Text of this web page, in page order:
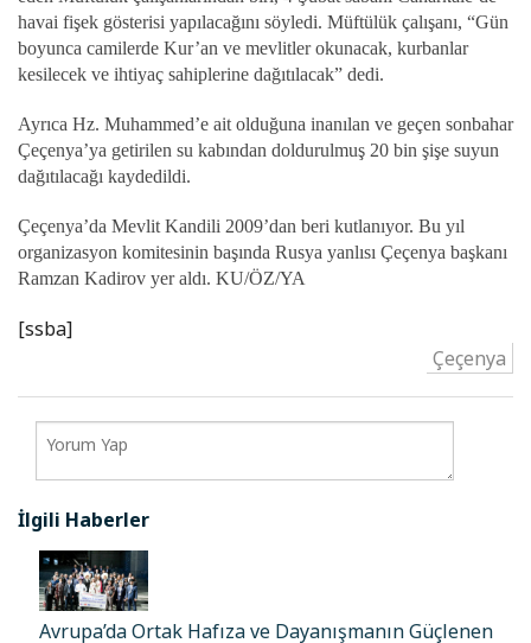
havai fişek gösterisi yapılacağını söyledi. Müftülük çalışanı, “Gün
boyunca camilerde Kur’an ve mevlitler okunacak, kurbanlar
kesilecek ve ihtiyaç sahiplerine dağıtılacak” dedi.
Ayrıca Hz. Muhammed’e ait olduğuna inanılan ve geçen sonbahar
Çeçenya’ya getirilen su kabından doldurulmuş 20 bin şişe suyun
dağıtılacağı kaydedildi.
Çeçenya’da Mevlit Kandili 2009’dan beri kutlanıyor. Bu yıl
organizasyon komitesinin başında Rusya yanlısı Çeçenya başkanı
Ramzan Kadirov yer aldı. KU/ÖZ/YA
[ssba]
Çeçenya
İlgili Haberler
Avrupa’da Ortak Hafıza ve Dayanışmanın Güçlenen